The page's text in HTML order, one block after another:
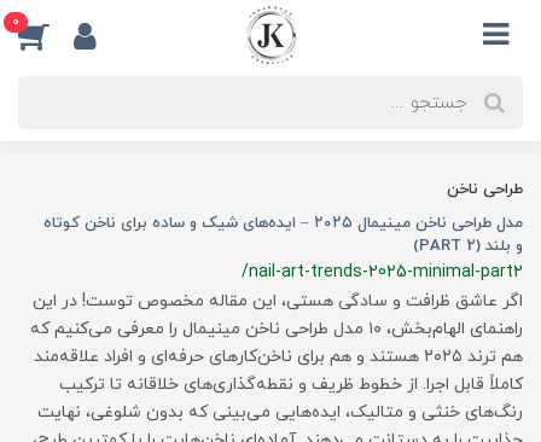
0
طراحی ناخن
مدل طراحی ناخن مینیمال ۲۰۲۵ – ایده‌های شیک و ساده برای ناخن کوتاه
و بلند (PART 2)
/nail-art-trends-2025-minimal-part2
اگر عاشق ظرافت و سادگی هستی، این مقاله مخصوص توست! در این
راهنمای الهام‌بخش، ۱۰ مدل طراحی ناخن مینیمال را معرفی می‌کنیم که
هم ترند ۲۰۲۵ هستند و هم برای ناخن‌کارهای حرفه‌ای و افراد علاقه‌مند
کاملاً قابل اجرا. از خطوط ظریف و نقطه‌گذاری‌های خلاقانه تا ترکیب
رنگ‌های خنثی و متالیک، ایده‌هایی می‌بینی که بدون شلوغی، نهایت